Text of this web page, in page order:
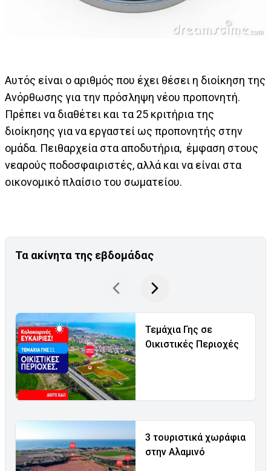
Αυτός είναι ο αριθμός που έχει θέσει η διοίκηση της
Ανόρθωσης για την πρόσληψη νέου προπονητή.
Πρέπει να διαθέτει και τα 25 κριτήρια της
διοίκησης για να εργαστεί ως προπονητής στην
ομάδα. Πειθαρχεία στα αποδυτήρια, έμφαση στους
νεαρούς ποδοσφαιριστές, αλλά και να είναι στα
οικονομικό πλαίσιο του σωματείου.
Τα ακίνητα της εβδομάδας
Τεμάχια Γης σε
Οικιστικές Περιοχές
3 τουριστικά χωράφια
στην Αλαμινό